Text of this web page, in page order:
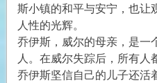
斯小镇的和平与安宁，也让
人性的光辉。
乔伊斯，威尔的母亲，是一
人。在威尔失踪后，所有人
乔伊斯坚信自己的儿子还活